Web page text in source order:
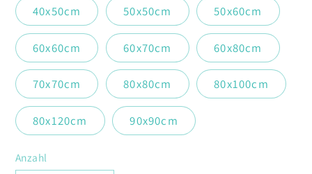
40x50cm 50x50cm 50x60cm
60x60cm 60x70cm 60x80cm
70x70cm 80x80cm 80x100cm
80x120cm 90x90cm
Anzahl